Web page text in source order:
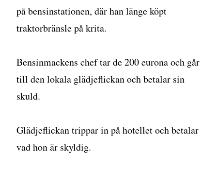
på bensinstationen, där han länge köpt
traktorbränsle på krita.
Bensinmackens chef tar de 200 eurona och går
till den lokala glädjeflickan och betalar sin
skuld.
Glädjeflickan trippar in på hotellet och betalar
vad hon är skyldig.